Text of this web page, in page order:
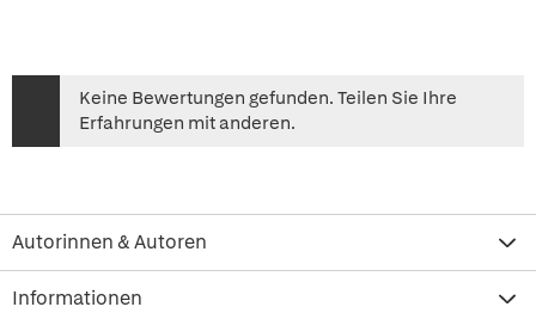
Keine Bewertungen gefunden. Teilen Sie Ihre
Erfahrungen mit anderen.
Autorinnen & Autoren
Informationen